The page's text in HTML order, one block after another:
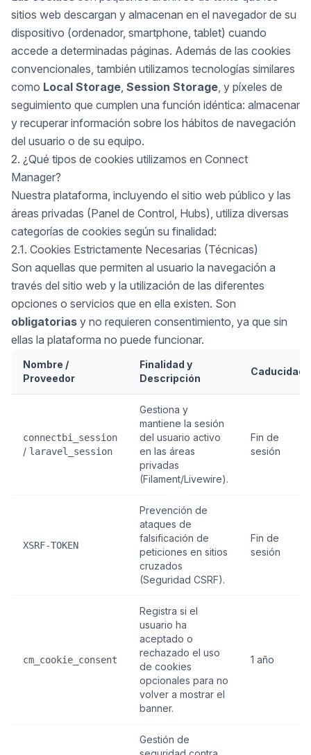
sitios web descargan y almacenan en el navegador de su
dispositivo (ordenador, smartphone, tablet) cuando
accede a determinadas páginas. Además de las cookies
convencionales, también utilizamos tecnologías similares
como Local Storage, Session Storage, y píxeles de
seguimiento que cumplen una función idéntica: almacenar
y recuperar información sobre los hábitos de navegación
del usuario o de su equipo.
2. ¿Qué tipos de cookies utilizamos en Connect
Manager?
Nuestra plataforma, incluyendo el sitio web público y las
áreas privadas (Panel de Control, Hubs), utiliza diversas
categorías de cookies según su finalidad:
2.1. Cookies Estrictamente Necesarias (Técnicas)
Son aquellas que permiten al usuario la navegación a
través del sitio web y la utilización de las diferentes
opciones o servicios que en ella existen. Son
obligatorias y no requieren consentimiento, ya que sin
ellas la plataforma no puede funcionar.
Nombre /
Proveedor
Finalidad y
Descripción
Caducidad
connectbi_session
/ laravel_session
Gestiona y
mantiene la sesión
del usuario activo
en las áreas
privadas
(Filament/Livewire).
Fin de
sesión
XSRF-TOKEN
Prevención de
ataques de
falsificación de
peticiones en sitios
cruzados
(Seguridad CSRF).
Fin de
sesión
cm_cookie_consent
Registra si el
usuario ha
aceptado o
rechazado el uso
de cookies
opcionales para no
volver a mostrar el
banner.
1 año
Gestión de